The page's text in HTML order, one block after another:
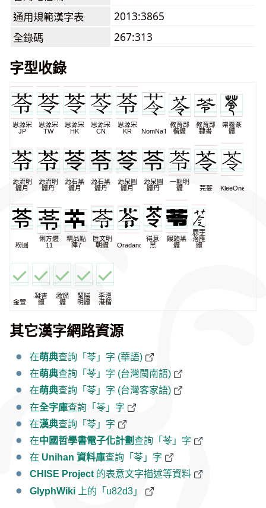
通用規範漢字表
2013:3865
全錄碼
267:313
字型收錄
思源宋
JP
思源宋
TW
思源宋
HK
思源宋
CN
思源宋
KR
NomNaTong
教育部
楷體
教育部
隸書
崇羲篆
體
源流明
體月
源流明
體丹
源石黑
體月
源石黑
體丹
源泉圓
體月
源泉圓
體丹
一點明
體
芫荽 KleeOne
粉圓
俐方體
11
精品點
陣7
匯文明
朝體
Oradano
得意
黑
饅頭黑
體
辰宇
落雁
體
金萱
凝書
體
激燃
體
蘭陽
明體
李漢
港楷
其它漢字網路資源
在萌典查詢「苓」字 (華語)
在萌典查詢「苓」字 (台灣閩南語)
在萌典查詢「苓」字 (台灣客家語)
在全字庫查詢「苓」字
在漢典查詢「苓」字
在中國哲學書電子化計劃查詢「苓」字
在 Unihan 資料庫查詢「苓」字
CHISE Project 的表意文字描述等資料
GlyphWiki 上的「u82d3」